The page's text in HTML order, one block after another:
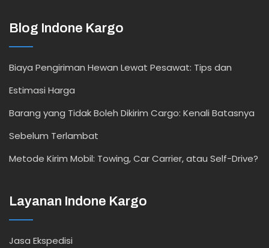
Blog Indone Kargo
Biaya Pengiriman Hewan Lewat Pesawat: Tips dan
Estimasi Harga
Barang yang Tidak Boleh Dikirim Cargo: Kenali Batasnya
Sebelum Terlambat
Metode Kirim Mobil: Towing, Car Carrier, atau Self-Drive?
Layanan Indone Kargo
Jasa Ekspedisi